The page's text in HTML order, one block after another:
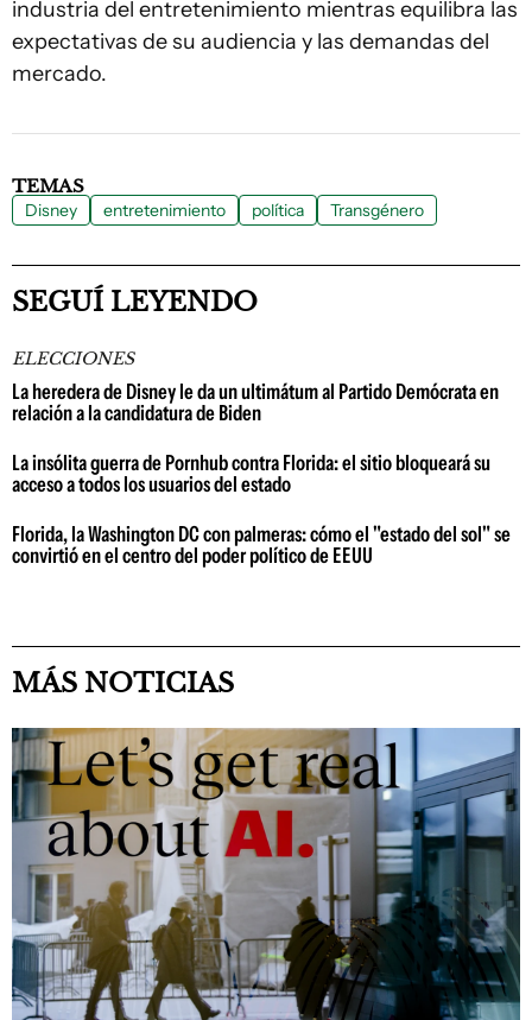
industria del entretenimiento mientras equilibra las
expectativas de su audiencia y las demandas del
mercado.
TEMAS
Disney entretenimiento política Transgénero
SEGUÍ LEYENDO
ELECCIONES
La heredera de Disney le da un ultimátum al Partido Demócrata en
relación a la candidatura de Biden
La insólita guerra de Pornhub contra Florida: el sitio bloqueará su
acceso a todos los usuarios del estado
Florida, la Washington DC con palmeras: cómo el "estado del sol" se
convirtió en el centro del poder político de EEUU
MÁS NOTICIAS